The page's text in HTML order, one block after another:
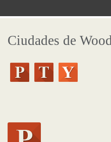
Ciudades de